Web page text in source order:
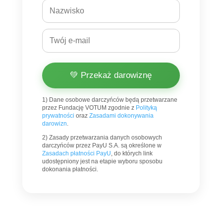
💚 Przekaż darowiznę
1) Dane osobowe darczyńców będą przetwarzane
przez Fundację VOTUM zgodnie z Polityką
prywatności oraz Zasadami dokonywania
darowizn.
2) Zasady przetwarzania danych osobowych
darczyńców przez PayU S.A. są określone w
Zasadach płatności PayU, do których link
udostępniony jest na etapie wyboru sposobu
dokonania płatności.